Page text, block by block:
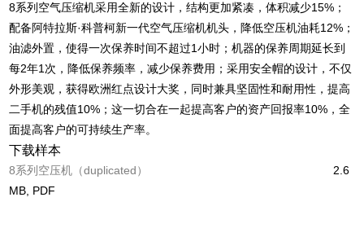
8系列空气压缩机采用全新的设计，结构更加紧凑，体积减少15%；
配备阿特拉斯·科普柯新一代空气压缩机机头，降低空压机油耗12%；
油滤外置，使得一次保养时间不超过1小时；机器的保养周期延长到
每2年1次，降低保养频率，减少保养费用；采用安全帽的设计，不仅
外形美观，获得欧洲红点设计大奖，同时兼具坚固性和耐用性，提高
二手机的残值10%；这一切合在一起提高客户的资产回报率10%，全
面提高客户的可持续生产率。
下载样本
8系列空压机（duplicated）
2.6
MB, PDF